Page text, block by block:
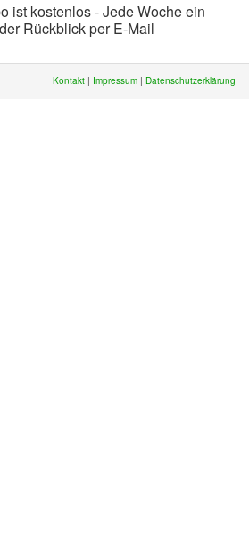
ist kostenlos - Jede Woche ein
Rückblick per E-Mail
Kontakt | Impressum | Datenschutzerklärung